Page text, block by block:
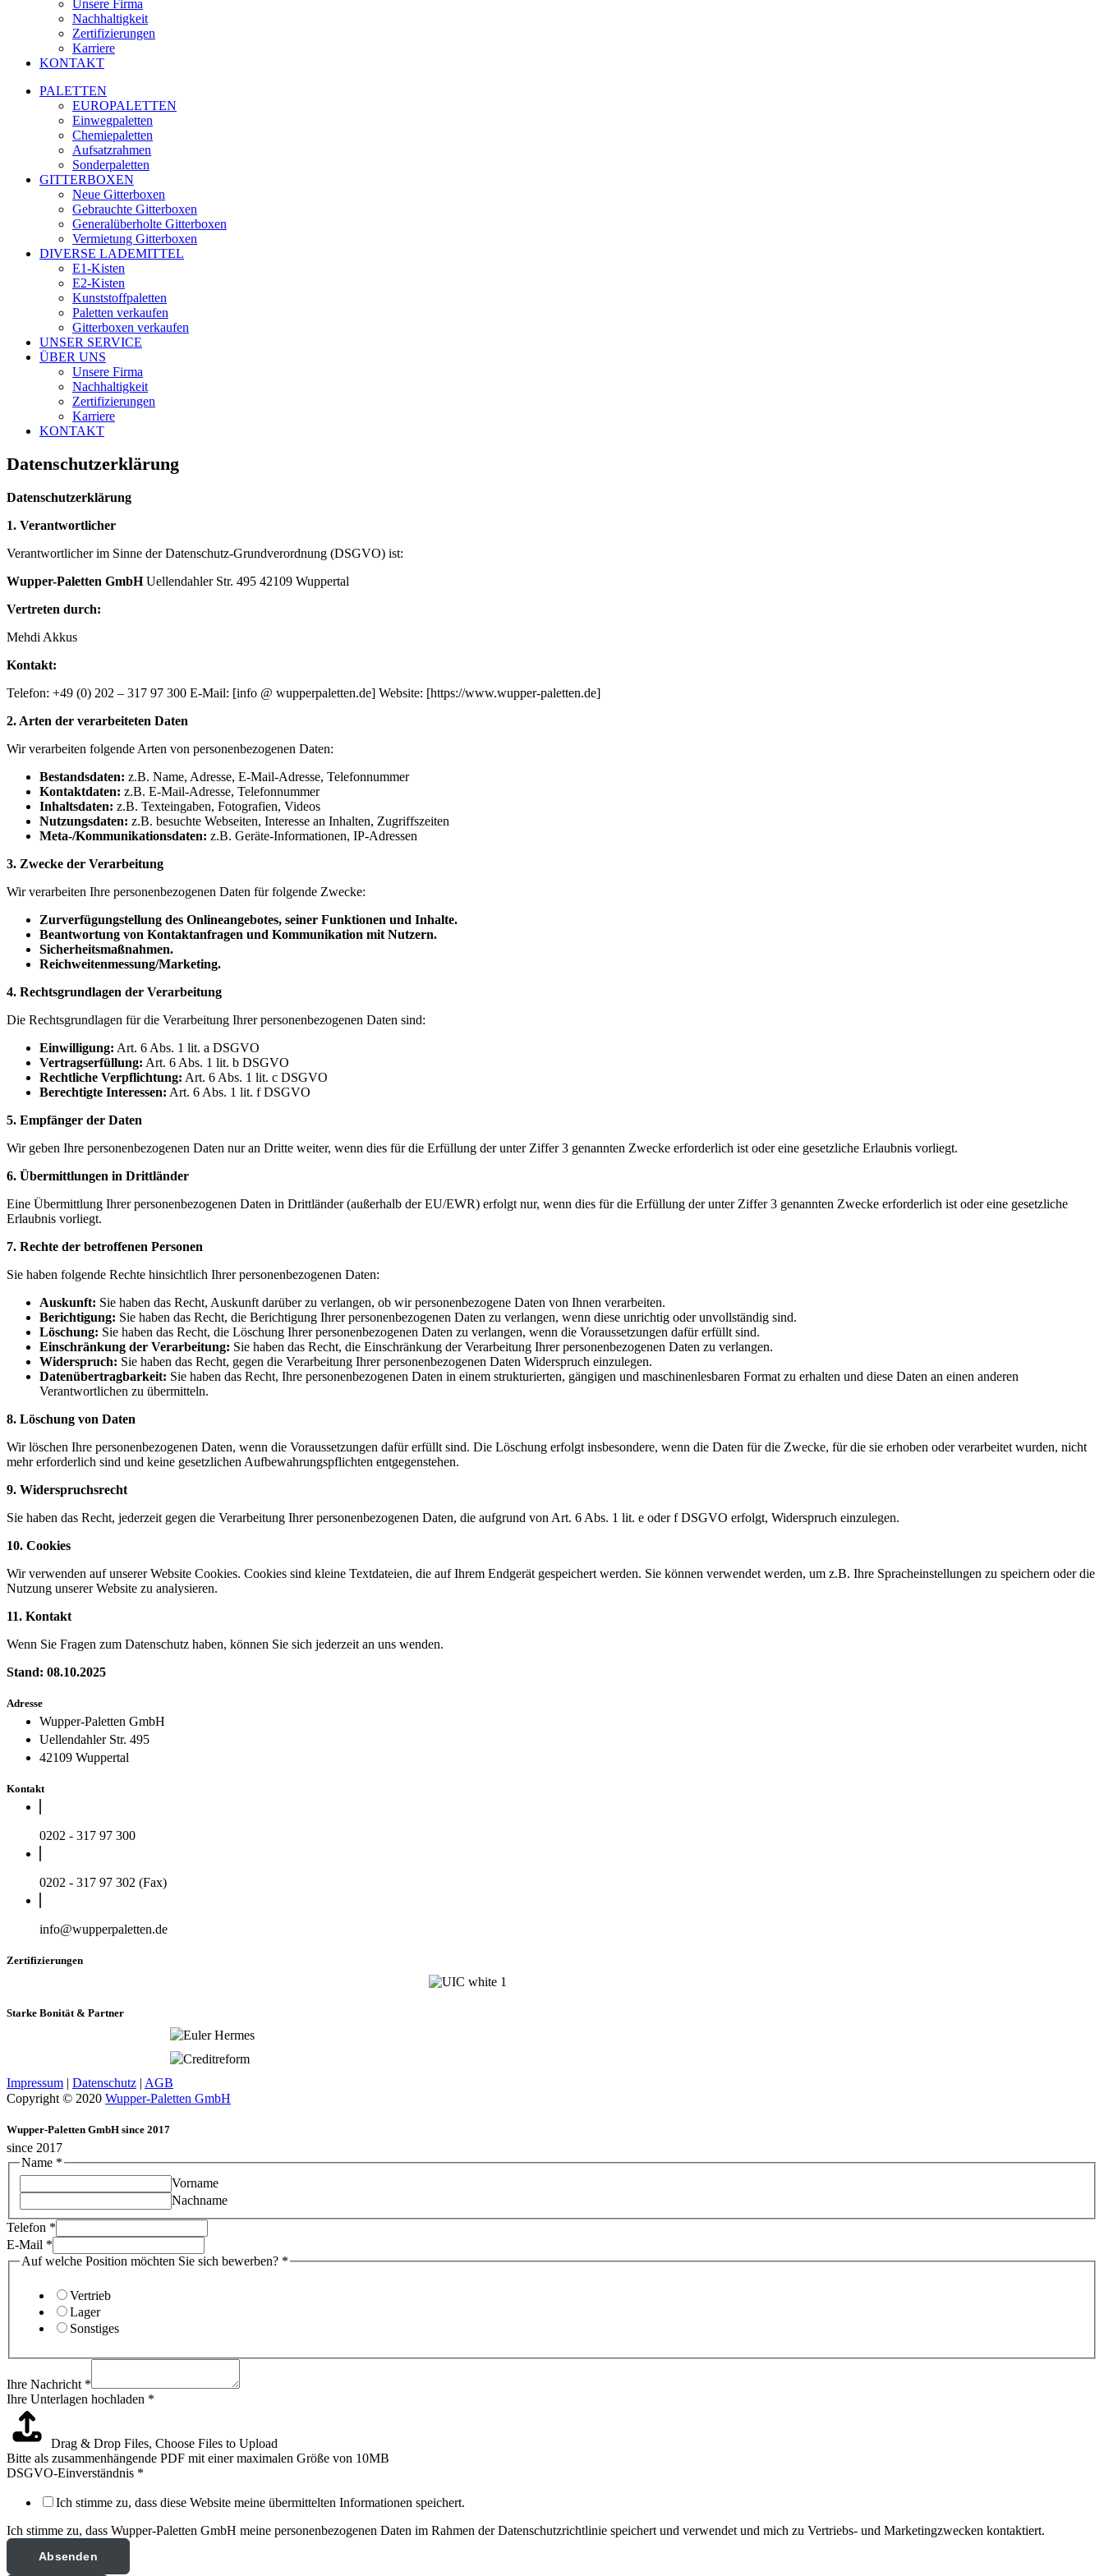
Unsere Firma
Nachhaltigkeit
Zertifizierungen
Karriere
KONTAKT
PALETTEN
EUROPALETTEN
Einwegpaletten
Chemiepaletten
Aufsatzrahmen
Sonderpaletten
GITTERBOXEN
Neue Gitterboxen
Gebrauchte Gitterboxen
Generalüberholte Gitterboxen
Vermietung Gitterboxen
DIVERSE LADEMITTEL
E1-Kisten
E2-Kisten
Kunststoffpaletten
Paletten verkaufen
Gitterboxen verkaufen
UNSER SERVICE
ÜBER UNS
Unsere Firma
Nachhaltigkeit
Zertifizierungen
Karriere
KONTAKT
Datenschutzerklärung
Datenschutzerklärung
1. Verantwortlicher
Verantwortlicher im Sinne der Datenschutz-Grundverordnung (DSGVO) ist:
Wupper-Paletten GmbHUellendahler Str. 495 42109 Wuppertal
Vertreten durch:
Mehdi Akkus
Kontakt:
Telefon: +49 (0) 202 – 317 97 300 E-Mail: [info @ wupperpaletten.de] Website: [https://www.wupper-paletten.de]
2. Arten der verarbeiteten Daten
Wir verarbeiten folgende Arten von personenbezogenen Daten:
Bestandsdaten: z.B. Name, Adresse, E-Mail-Adresse, Telefonnummer
Kontaktdaten: z.B. E-Mail-Adresse, Telefonnummer
Inhaltsdaten: z.B. Texteingaben, Fotografien, Videos
Nutzungsdaten: z.B. besuchte Webseiten, Interesse an Inhalten, Zugriffszeiten
Meta-/Kommunikationsdaten: z.B. Geräte-Informationen, IP-Adressen
3. Zwecke der Verarbeitung
Wir verarbeiten Ihre personenbezogenen Daten für folgende Zwecke:
Zurverfügungstellung des Onlineangebotes, seiner Funktionen und Inhalte.
Beantwortung von Kontaktanfragen und Kommunikation mit Nutzern.
Sicherheitsmaßnahmen.
Reichweitenmessung/Marketing.
4. Rechtsgrundlagen der Verarbeitung
Die Rechtsgrundlagen für die Verarbeitung Ihrer personenbezogenen Daten sind:
Einwilligung: Art. 6 Abs. 1 lit. a DSGVO
Vertragserfüllung: Art. 6 Abs. 1 lit. b DSGVO
Rechtliche Verpflichtung: Art. 6 Abs. 1 lit. c DSGVO
Berechtigte Interessen: Art. 6 Abs. 1 lit. f DSGVO
5. Empfänger der Daten
Wir geben Ihre personenbezogenen Daten nur an Dritte weiter, wenn dies für die Erfüllung der unter Ziffer 3 genannten Zwecke erforderlich ist oder eine gesetzliche Erlaubnis vorliegt.
6. Übermittlungen in Drittländer
Eine Übermittlung Ihrer personenbezogenen Daten in Drittländer (außerhalb der EU/EWR) erfolgt nur, wenn dies für die Erfüllung der unter Ziffer 3 genannten Zwecke erforderlich ist oder eine gesetzliche
Erlaubnis vorliegt.
7. Rechte der betroffenen Personen
Sie haben folgende Rechte hinsichtlich Ihrer personenbezogenen Daten:
Auskunft: Sie haben das Recht, Auskunft darüber zu verlangen, ob wir personenbezogene Daten von Ihnen verarbeiten.
Berichtigung: Sie haben das Recht, die Berichtigung Ihrer personenbezogenen Daten zu verlangen, wenn diese unrichtig oder unvollständig sind.
Löschung: Sie haben das Recht, die Löschung Ihrer personenbezogenen Daten zu verlangen, wenn die Voraussetzungen dafür erfüllt sind.
Einschränkung der Verarbeitung: Sie haben das Recht, die Einschränkung der Verarbeitung Ihrer personenbezogenen Daten zu verlangen.
Widerspruch: Sie haben das Recht, gegen die Verarbeitung Ihrer personenbezogenen Daten Widerspruch einzulegen.
Datenübertragbarkeit: Sie haben das Recht, Ihre personenbezogenen Daten in einem strukturierten, gängigen und maschinenlesbaren Format zu erhalten und diese Daten an einen anderen
Verantwortlichen zu übermitteln.
8. Löschung von Daten
Wir löschen Ihre personenbezogenen Daten, wenn die Voraussetzungen dafür erfüllt sind. Die Löschung erfolgt insbesondere, wenn die Daten für die Zwecke, für die sie erhoben oder verarbeitet wurden, nicht
mehr erforderlich sind und keine gesetzlichen Aufbewahrungspflichten entgegenstehen.
9. Widerspruchsrecht
Sie haben das Recht, jederzeit gegen die Verarbeitung Ihrer personenbezogenen Daten, die aufgrund von Art. 6 Abs. 1 lit. e oder f DSGVO erfolgt, Widerspruch einzulegen.
10. Cookies
Wir verwenden auf unserer Website Cookies. Cookies sind kleine Textdateien, die auf Ihrem Endgerät gespeichert werden. Sie können verwendet werden, um z.B. Ihre Spracheinstellungen zu speichern oder die
Nutzung unserer Website zu analysieren.
11. Kontakt
Wenn Sie Fragen zum Datenschutz haben, können Sie sich jederzeit an uns wenden.
Stand: 08.10.2025
Adresse
Wupper-Paletten GmbH
Uellendahler Str. 495
42109 Wuppertal
Kontakt
0202 - 317 97 300
0202 - 317 97 302 (Fax)
info@wupperpaletten.de
Zertifizierungen
Starke Bonität & Partner
Impressum | Datenschutz | AGB
Copyright © 2020 Wupper-Paletten GmbH
Wupper-Paletten GmbH since 2017
since 2017
Name *
Vorname
Nachname
Telefon *
E-Mail *
Auf welche Position möchten Sie sich bewerben? *
Vertrieb
Lager
Sonstiges
Ihre Nachricht *
Ihre Unterlagen hochladen *
Drag & Drop Files, Choose Files to Upload
Bitte als zusammenhängende PDF mit einer maximalen Größe von 10MB
DSGVO-Einverständnis *
Ich stimme zu, dass diese Website meine übermittelten Informationen speichert.
Ich stimme zu, dass Wupper-Paletten GmbH meine personenbezogenen Daten im Rahmen der Datenschutzrichtlinie speichert und verwendet und mich zu Vertriebs- und Marketingzwecken kontaktiert.
Absenden